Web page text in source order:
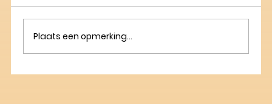
Plaats een opmerking...